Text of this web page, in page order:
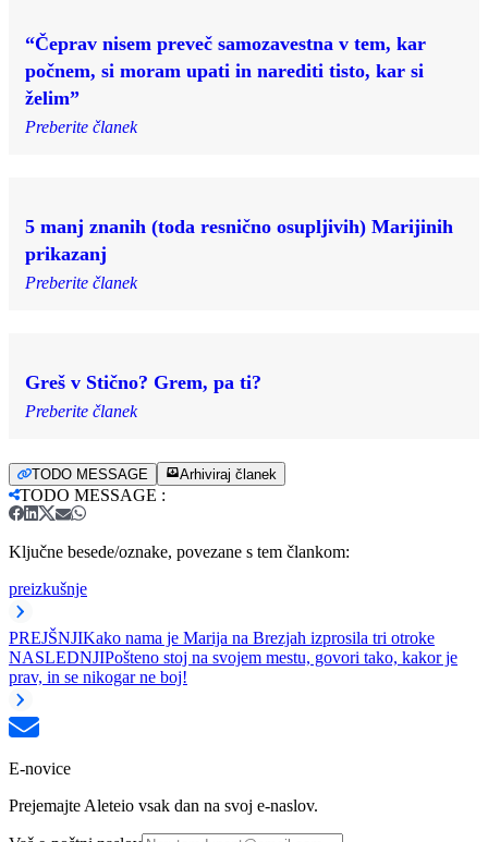
“Čeprav nisem preveč samozavestna v tem, kar
počnem, si moram upati in narediti tisto, kar si
želim”
Preberite članek
5 manj znanih (toda resnično osupljivih) Marijinih
prikazanj
Preberite članek
Greš v Stično? Grem, pa ti?
Preberite članek
TODO MESSAGE Arhiviraj članek
TODO MESSAGE :
Ključne besede/oznake, povezane s tem člankom:
preizkušnje
PREJŠNJIKako nama je Marija na Brezjah izprosila tri otroke
NASLEDNJIPošteno stoj na svojem mestu, govori tako, kakor je
prav, in se nikogar ne boj!
E-novice
Prejemajte Aleteio vsak dan na svoj e-naslov.